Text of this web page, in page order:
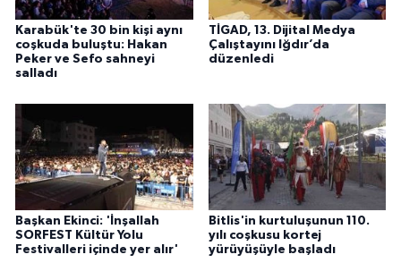
Karabük'te 30 bin kişi aynı
coşkuda buluştu: Hakan
Peker ve Sefo sahneyi
salladı
TİGAD, 13. Dijital Medya
Çalıştayını Iğdır’da
düzenledi
Başkan Ekinci: 'İnşallah
SORFEST Kültür Yolu
Festivalleri içinde yer alır'
Bitlis'in kurtuluşunun 110.
yılı coşkusu kortej
yürüyüşüyle başladı